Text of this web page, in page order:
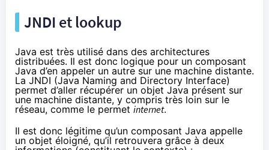
JNDI et lookup
Java est très utilisé dans des architectures
distribuées. Il est donc logique pour un composant
Java d’en appeler un autre sur une machine distante.
La JNDI (Java Naming and Directory Interface)
permet d’aller récupérer un objet Java présent sur
une machine distante, y compris très loin sur le
réseau, comme le permet internet.
Il est donc légitime qu’un composant Java appelle
un objet éloigné, qu’il retrouvera grâce à deux